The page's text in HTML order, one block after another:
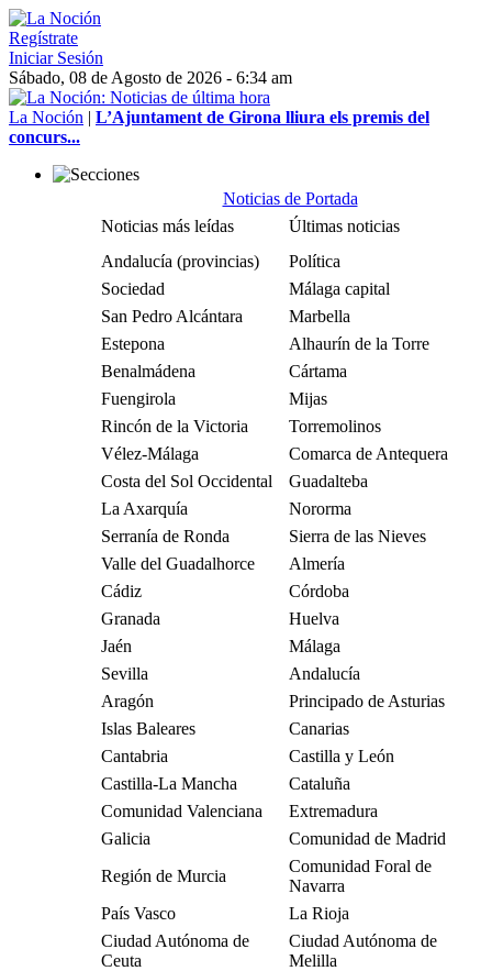
Regístrate
Iniciar Sesión
Sábado, 08 de Agosto de 2026 - 6:34 am
La Noción | L’Ajuntament de Girona lliura els premis del
concurs...
Noticias de Portada
Noticias más leídas
Últimas noticias
Andalucía (provincias)
Política
Sociedad
Málaga capital
San Pedro Alcántara
Marbella
Estepona
Alhaurín de la Torre
Benalmádena
Cártama
Fuengirola
Mijas
Rincón de la Victoria
Torremolinos
Vélez-Málaga
Comarca de Antequera
Costa del Sol Occidental
Guadalteba
La Axarquía
Nororma
Serranía de Ronda
Sierra de las Nieves
Valle del Guadalhorce
Almería
Cádiz
Córdoba
Granada
Huelva
Jaén
Málaga
Sevilla
Andalucía
Aragón
Principado de Asturias
Islas Baleares
Canarias
Cantabria
Castilla y León
Castilla-La Mancha
Cataluña
Comunidad Valenciana
Extremadura
Galicia
Comunidad de Madrid
Región de Murcia
Comunidad Foral de
Navarra
País Vasco
La Rioja
Ciudad Autónoma de
Ceuta
Ciudad Autónoma de
Melilla